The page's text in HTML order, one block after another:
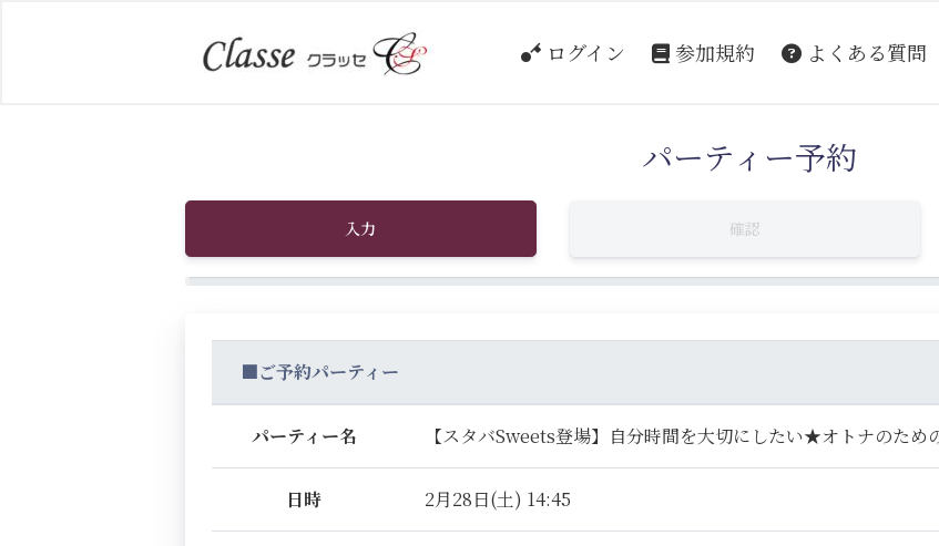
ログイン 参加規約 よくある質問
パーティー予約
入力 確認
■ご予約パーティー
パーティー名 【スタバSweets登場】自分時間を大切にしたい★オトナのため
日時 2月28日(土) 14:45